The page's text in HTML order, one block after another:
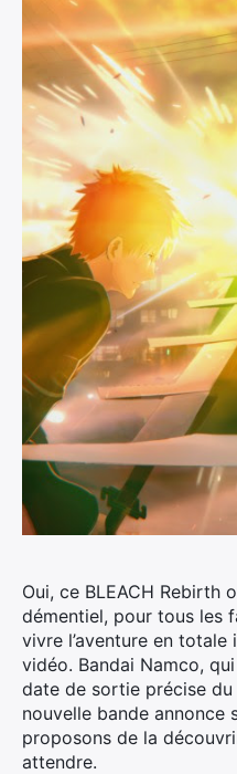
Oui, ce BLEACH Rebirth
démentiel, pour tous les
vivre l’aventure en totale
vidéo. Bandai Namco,
date de sortie précise
nouvelle bande annonce
proposons de la
attendre.